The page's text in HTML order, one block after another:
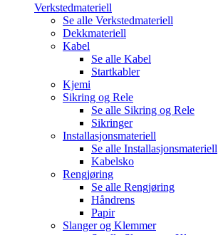
Verkstedmateriell
Se alle Verkstedmateriell
Dekkmateriell
Kabel
Se alle Kabel
Startkabler
Kjemi
Sikring og Rele
Se alle Sikring og Rele
Sikringer
Installasjonsmateriell
Se alle Installasjonsmateriell
Kabelsko
Rengjøring
Se alle Rengjøring
Håndrens
Papir
Slanger og Klemmer